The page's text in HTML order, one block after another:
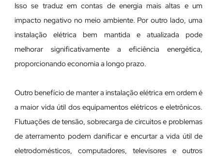
Isso se traduz em contas de energia mais altas e um
impacto negativo no meio ambiente. Por outro lado, uma
instalação elétrica bem mantida e atualizada pode
melhorar significativamente a eficiência energética,
proporcionando economia a longo prazo.
Outro benefício de manter a instalação elétrica em ordem é
a maior vida útil dos equipamentos elétricos e eletrônicos.
Flutuações de tensão, sobrecarga de circuitos e problemas
de aterramento podem danificar e encurtar a vida útil de
eletrodomésticos, computadores, televisores e outros